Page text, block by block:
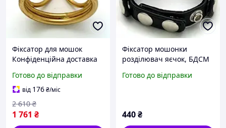
Фіксатор для мошок
Конфіденційна доставка
Готово до відправки
від 176₴/міс
1 761 ₴
2 610 ₴
Фіксатор мошонки
розділювач яєчок, БДСМ
на кнопках
Готово до відправки
440₴